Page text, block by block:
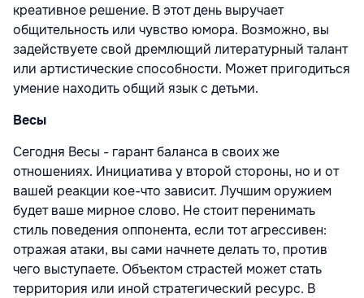
креативное решение. В этот день выручает
общительность или чувство юмора. Возможно, вы
задействуете свой дремлющий литературный талант
или артистические способности. Может пригодиться
умение находить общий язык с детьми.
Весы
Сегодня Весы - гарант баланса в своих же
отношениях. Инициатива у второй стороны, но и от
вашей реакции кое-что зависит. Лучшим оружием
будет ваше мирное слово. Не стоит перенимать
стиль поведения оппонента, если тот агрессивен:
отражая атаки, вы сами начнете делать то, против
чего выступаете. Объектом страстей может стать
территория или иной стратегический ресурс. В